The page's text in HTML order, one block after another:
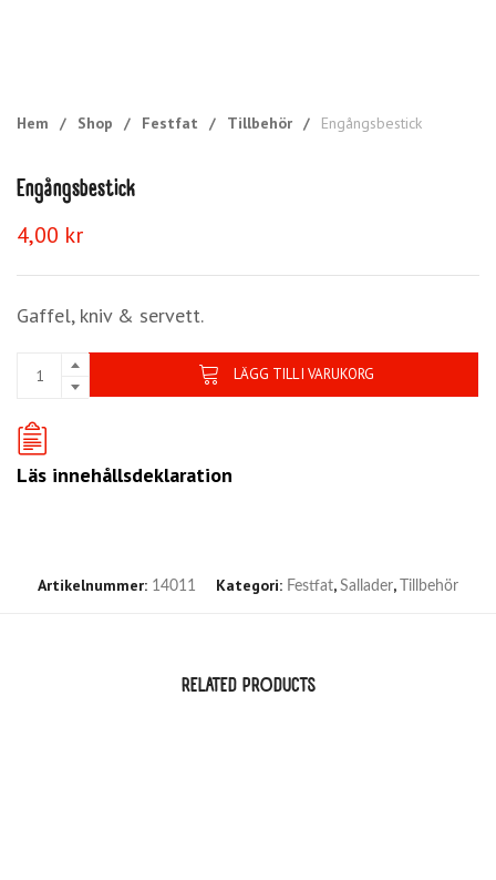
Hem / Shop / Festfat / Tillbehör / Engångsbestick
Engångsbestick
4,00 kr
Gaffel, kniv & servett.
LÄGG TILL I VARUKORG
Läs innehållsdeklaration
Artikelnummer: 14011 Kategori: Festfat, Sallader, Tillbehör
RELATED PRODUCTS